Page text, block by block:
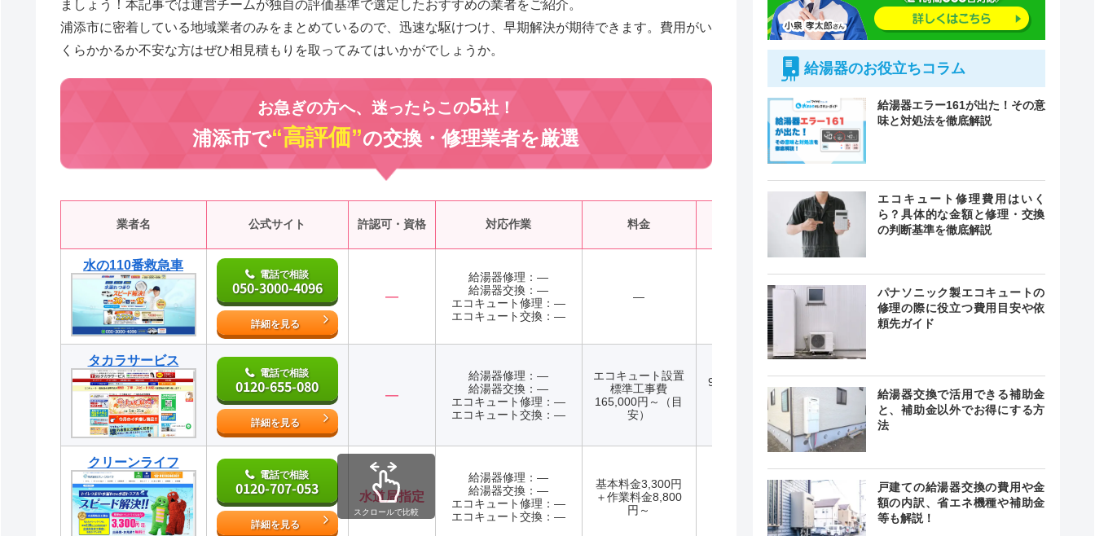
ましょう！本記事では運営チームが独自の評価基準で選定したおすすめの業者をご紹介。
浦添市に密着している地域業者のみをまとめているので、迅速な駆けつけ、早期解決が期待できます。費用がい
くらかかるか不安な方はぜひ相見積もりを取ってみてはいかがでしょうか。
お急ぎの方へ、迷ったらこの5社！
浦添市で“高評価”の交換・修理業者を厳選
業者名 公式サイト 許認可・資格 対応作業 料金 緊急駆けつけ
水の110番救急車
電話で相談
050-3000-4096
詳細を見る
―
給湯器修理：―
給湯器交換：―
エコキュート修理：―
エコキュート交換：―
― 最短30分
タカラサービス
電話で相談
0120-655-080
詳細を見る
―
給湯器修理：―
給湯器交換：―
エコキュート修理：―
エコキュート交換：―
エコキュート設置
標準工事費
165,000円～（目
安）
9:00〜18:00
クリーンライフ
電話で相談
0120-707-053
詳細を見る
水道局指定
給湯器修理：―
給湯器交換：―
エコキュート修理：―
エコキュート交換：―
基本料金3,300円
＋作業料金8,800
円～
最短30分
スクロールで比較
給湯器のお役立ちコラム
給湯器エラー161が出た！その意
味と対処法を徹底解説
エコキュート修理費用はいく
ら？具体的な金額と修理・交換
の判断基準を徹底解説
パナソニック製エコキュートの
修理の際に役立つ費用目安や依
頼先ガイド
給湯器交換で活用できる補助金
と、補助金以外でお得にする方
法
戸建ての給湯器交換の費用や金
額の内訳、省エネ機種や補助金
等も解説！